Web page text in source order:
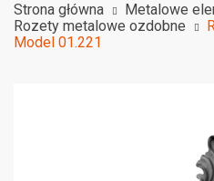
Strona główna
Metalowe
Rozety metalowe ozdobne
Model 01.221